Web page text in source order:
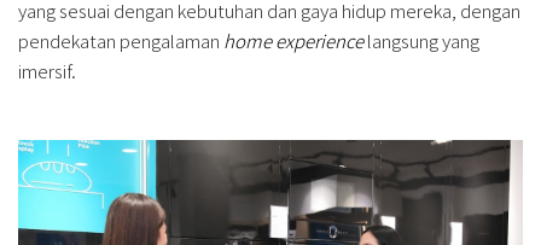
yang sesuai dengan kebutuhan dan gaya hidup mereka, dengan
pendekatan pengalaman home experiencelangsung yang
imersif.